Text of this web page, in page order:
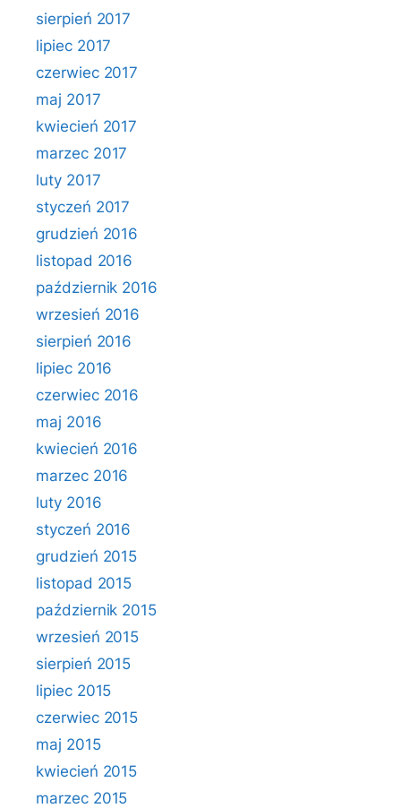
sierpień 2017
lipiec 2017
czerwiec 2017
maj 2017
kwiecień 2017
marzec 2017
luty 2017
styczeń 2017
grudzień 2016
listopad 2016
październik 2016
wrzesień 2016
sierpień 2016
lipiec 2016
czerwiec 2016
maj 2016
kwiecień 2016
marzec 2016
luty 2016
styczeń 2016
grudzień 2015
listopad 2015
październik 2015
wrzesień 2015
sierpień 2015
lipiec 2015
czerwiec 2015
maj 2015
kwiecień 2015
marzec 2015